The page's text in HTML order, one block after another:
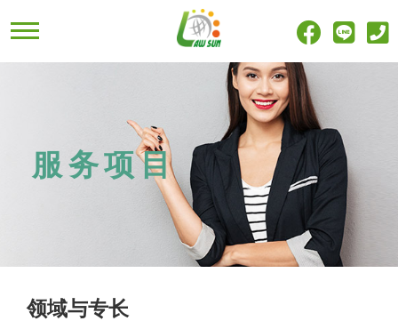
服务项目
领域与专长